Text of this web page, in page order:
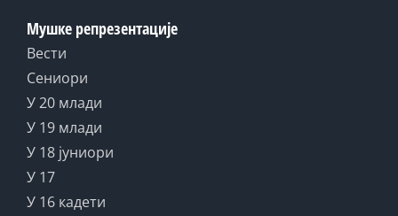
Мушке репрезентације
Вести
Сениори
У 20 млади
У 19 млади
У 18 јуниори
У 17
У 16 кадети